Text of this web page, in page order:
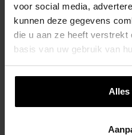
voor social media,
kunnen deze gegevens
die u aan ze heeft verstrekt
basis van uw gebruik van
Alles
@Net – Polyprop
Rabbit
€68,99